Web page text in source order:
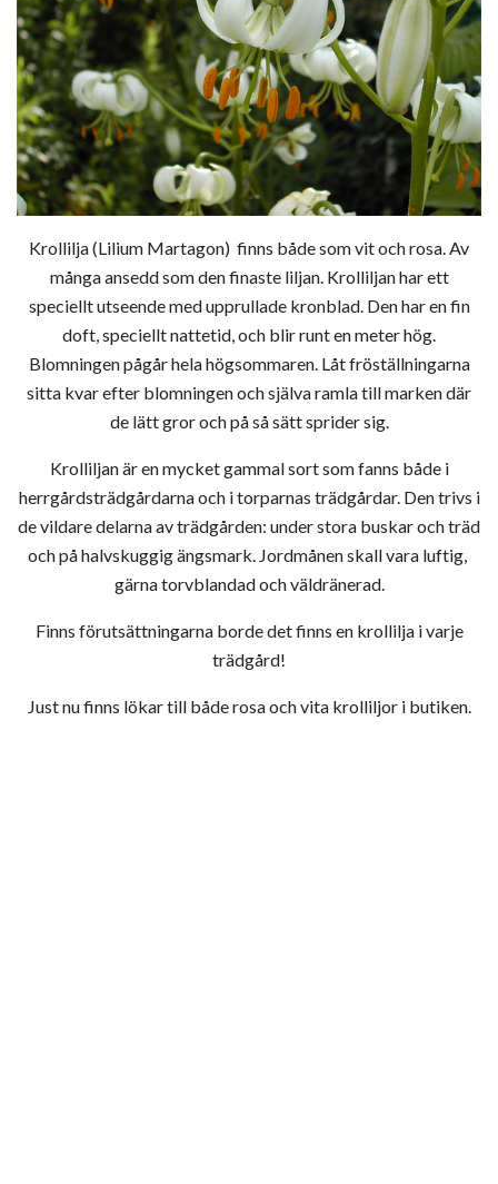
Krollilja (Lilium Martagon) finns både som vit och rosa. Av
många ansedd som den finaste liljan. Krolliljan har ett
speciellt utseende med upprullade kronblad. Den har en fin
doft, speciellt nattetid, och blir runt en meter hög.
Blomningen pågår hela högsommaren. Låt fröställningarna
sitta kvar efter blomningen och själva ramla till marken där
de lätt gror och på så sätt sprider sig.
Krolliljan är en mycket gammal sort som fanns både i
herrgårdsträdgårdarna och i torparnas trädgårdar. Den trivs i
de vildare delarna av trädgården: under stora buskar och träd
och på halvskuggig ängsmark. Jordmånen skall vara luftig,
gärna torvblandad och väldränerad.
Finns förutsättningarna borde det finns en krollilja i varje
trädgård!
Just nu finns lökar till både rosa och vita krolliljor i butiken.